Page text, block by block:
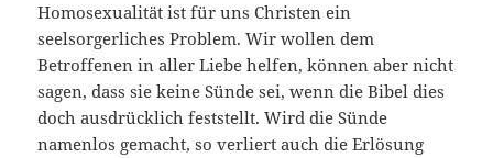
Homosexualität ist für uns Christen ein
seelsorgerliches Problem. Wir wollen dem
Betroffenen in aller Liebe helfen, können aber nicht
sagen, dass sie keine Sünde sei, wenn die Bibel dies
doch ausdrücklich feststellt. Wird die Sünde
namenlos gemacht, so verliert auch die Erlösung